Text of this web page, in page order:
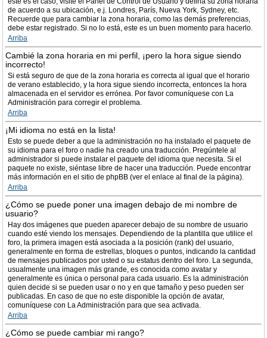
de acuerdo a su ubicación, e.j. Londres, París, Nueva York, Sydney, etc.
Recuerde que para cambiar la zona horaria, como las demás preferencias,
debe estar registrado. Si no lo está, este es un buen momento para hacerlo.
Arriba
Cambié la zona horaria en mi perfil, ¡pero la hora sigue siendo
incorrecto!
Si está seguro de que de la zona horaria es correcta al igual que el horario
de verano establecido, y la hora sigue siendo incorrecta, entonces la hora
almacenada en el servidor es errónea. Por favor comuníquese con La
Administración para corregir el problema.
Arriba
¡Mi idioma no está en la lista!
Esto se puede deber a que la administración no ha instalado el paquete de
su idioma para el foro o nadie ha creado una traducción. Pregúntele al
administrador si puede instalar el paquete del idioma que necesita. Si el
paquete no existe, siéntase libre de hacer una traducción. Puede encontrar
más información en el sitio de phpBB (ver el enlace al final de la página).
Arriba
¿Cómo se puede poner una imagen debajo de mi nombre de
usuario?
Hay dos imágenes que pueden aparecer debajo de su nombre de usuario
cuando esté viendo los mensajes. Dependiendo de la plantilla que utilice el
foro, la primera imagen está asociada a la posición (rank) del usuario,
generalmente en forma de estrellas, bloques o puntos, indicando la cantidad
de mensajes publicados por usted o su estatus dentro del foro. La segunda,
usualmente una imagen más grande, es conocida como avatar y
generalmente es única o personal para cada usuario. Es la administración
quien decide si se pueden usar o no y en que tamaño y peso pueden ser
publicadas. En caso de que no este disponible la opción de avatar,
comuníquese con La Administración para que sea activada.
Arriba
¿Cómo se puede cambiar mi rango?